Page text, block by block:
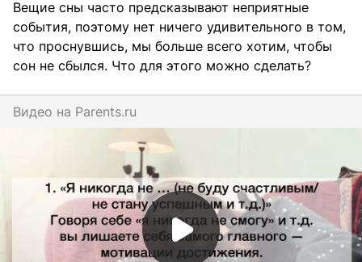
Вещие сны часто предсказывают неприятные
события, поэтому нет ничего удивительного в том,
что проснувшись, мы больше всего хотим, чтобы
сон не сбылся. Что для этого можно сделать?
Видео на parents.ru